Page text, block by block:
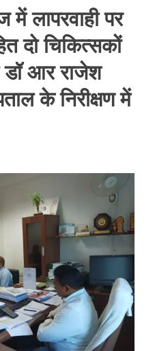
लापरवाही पर
दो चिकित्सकों
डॉ आर राजेश
के निरीक्षण में